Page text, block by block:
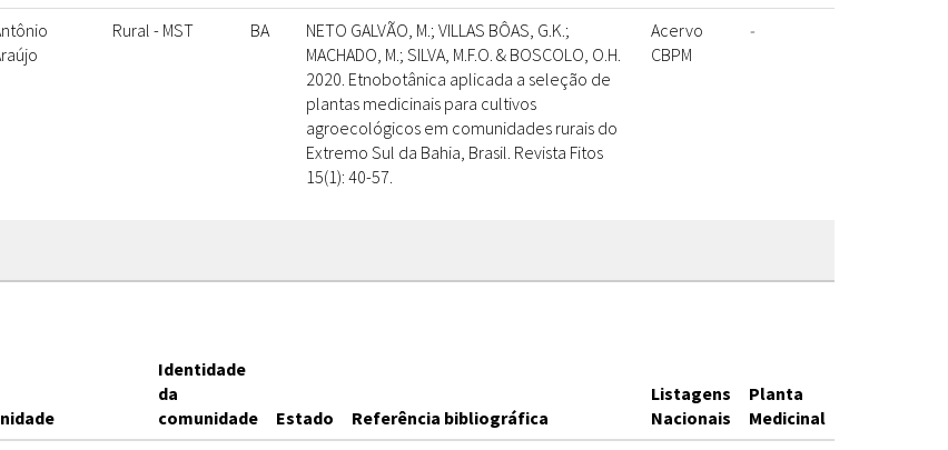
Rural - MST BA
NETO GALVÃO, M.; VILLAS BÔAS, G.K.;
MACHADO, M.; SILVA, M.F.O. & BOSCOLO, O.H.
2020. Etnobotânica aplicada a seleção de
plantas medicinais para cultivos
agroecológicos em comunidades rurais do
Extremo Sul da Bahia, Brasil. Revista Fitos
15(1): 40-57.
Acervo
CBPM
-
Identidade
da
comunidade
Estado Referência bibliográfica
Listagens
Nacionais
Planta
Medicinal